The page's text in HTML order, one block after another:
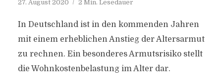
27. August 2020 2 Min. Lesedauer
In Deutschland ist in den kommenden Jahren
mit einem erheblichen Anstieg der Altersarmut
zu rechnen. Ein besonderes Armutsrisiko stellt
die Wohnkostenbelastung im Alter dar.